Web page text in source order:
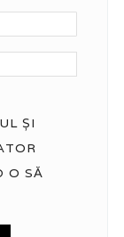
ȘI
O SĂ